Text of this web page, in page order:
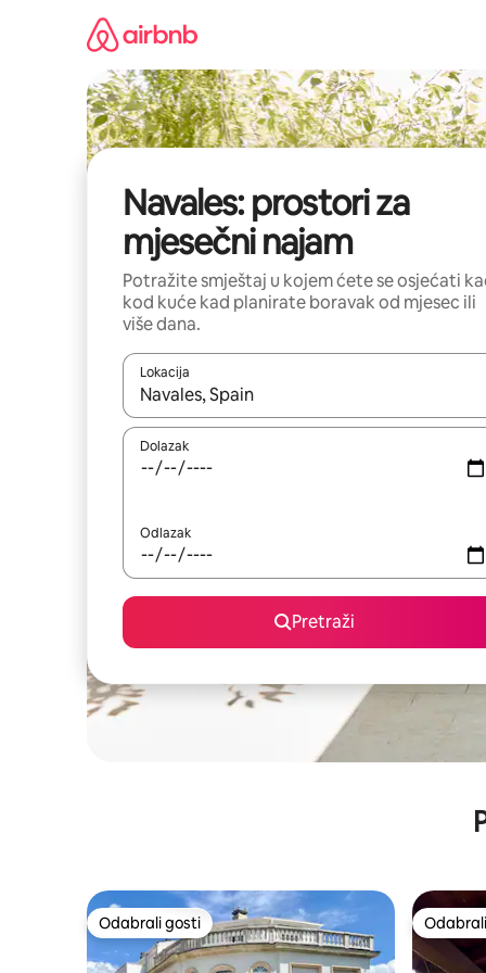
Navales: prostori za
mjesečni najam
Potražite smještaj u kojem ćete se osjećati
kod kuće kad planirate boravak od mjesec ili
više dana.
Lokacija
Kada budu dostupni rezultati, moći ćete ih
Dolazak
Odlazak
Pretraži
Odabrali gosti
Odabrali gosti